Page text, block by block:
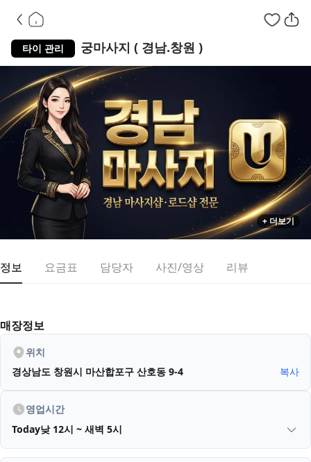
타이 관리 궁마사지 ( 경남.창원 )경남 마산합포구
+ 더보기
정보 요금표 담당자 사진/영상 리뷰
매장정보
위치
경상남도 창원시 마산합포구 산호동 9-4
복사
영업시간
Today낮 12시 ~ 새벽 5시